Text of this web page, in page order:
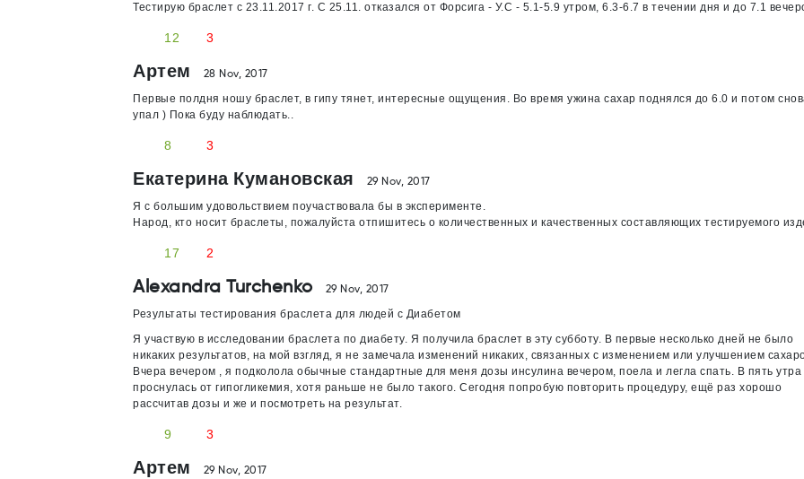
Тестирую браслет с 23.11.2017 г. С 25.11. отказался от Форсига - У.С - 5.1-5.9 утром, 6.3-6.7 в течении дня и до 7.1
12 3
Артем 28 Nov, 2017
Первые полдня ношу браслет, в гипу тянет, интересные ощущения. Во время ужина сахар поднялся до 6.0 и потом
упал ) Пока буду наблюдать..
8 3
Екатерина Кумановская 29 Nov, 2017
Я с большим удовольствием поучаствовала бы в эксперименте.
Народ, кто носит браслеты, пожалуйста отпишитесь о количественных и качественных составляющих тестируемого
17 2
Alexandra Turchenko 29 Nov, 2017
Результаты тестирования браслета для людей с Диабетом
Я участвую в исследовании браслета по диабету. Я получила браслет в эту субботу. В первые несколько дней не было
никаких результатов, на мой взгляд, я не замечала изменений никаких, связанных с изменением или улучшением
Вчера вечером , я подколола обычные стандартные для меня дозы инсулина вечером, поела и легла спать. В пять утра
проснулась от гипогликемия, хотя раньше не было такого. Сегодня попробую повторить процедуру, ещё раз хорошо
рассчитав дозы и же и посмотреть на результат.
9 3
Артем 29 Nov, 2017